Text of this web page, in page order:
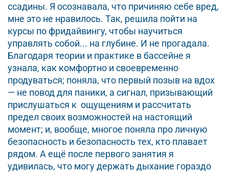
ссадины. Я осознавала, что причиняю себе вред,
мне это не нравилось. Так, решила пойти на
курсы по фридайвингу, чтобы научиться
управлять собой... на глубине. И не прогадала.
Благодаря теории и практике в бассейне я
узнала, как комфортно и своевременно
продуваться; поняла, что первый позыв на вдох
— не повод для паники, а сигнал, призывающий
прислушаться к ощущениям и рассчитать
предел своих возможностей на настоящий
момент; и, вообще, многое поняла про личную
безопасность и безопасность тех, кто плавает
рядом. А ещё после первого занятия я
удивилась, что могу держать дыхание гораздо